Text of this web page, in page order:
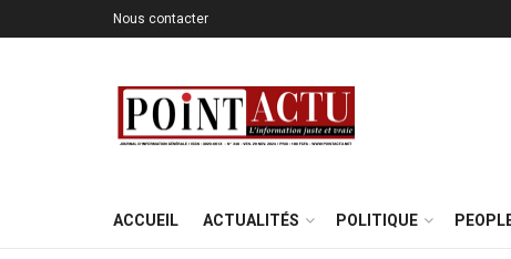
Nous contacter
ACCUEIL ACTUALITÉS POLITIQUE